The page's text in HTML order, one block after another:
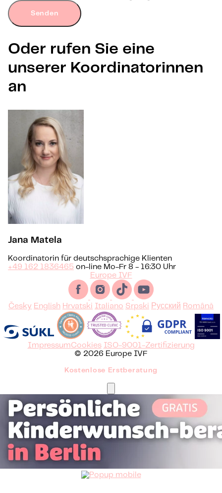
Senden
Oder rufen Sie eine
unserer Koordinatorinnen
an
Jana Matela
Koordinatorin für deutschsprachige Klienten
+49 162 1836465 on-line Mo-Fr 8 - 16:30 Uhr
Europe IVF
Česky English Hrvatski Italiano Srpski Русский Română
ImpressumCookies ISO-9001-Zertifizierung
© 2026 Europe IVF
Kostenlose Erstberatung